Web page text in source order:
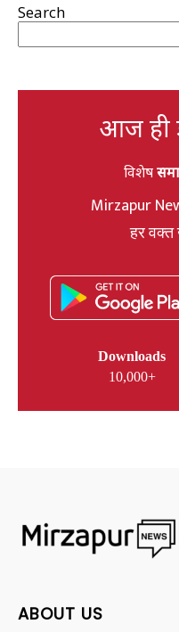
Search
आज ही
विशेष
Mirzapur
हर
Downloads
10,000+
ABOUT US